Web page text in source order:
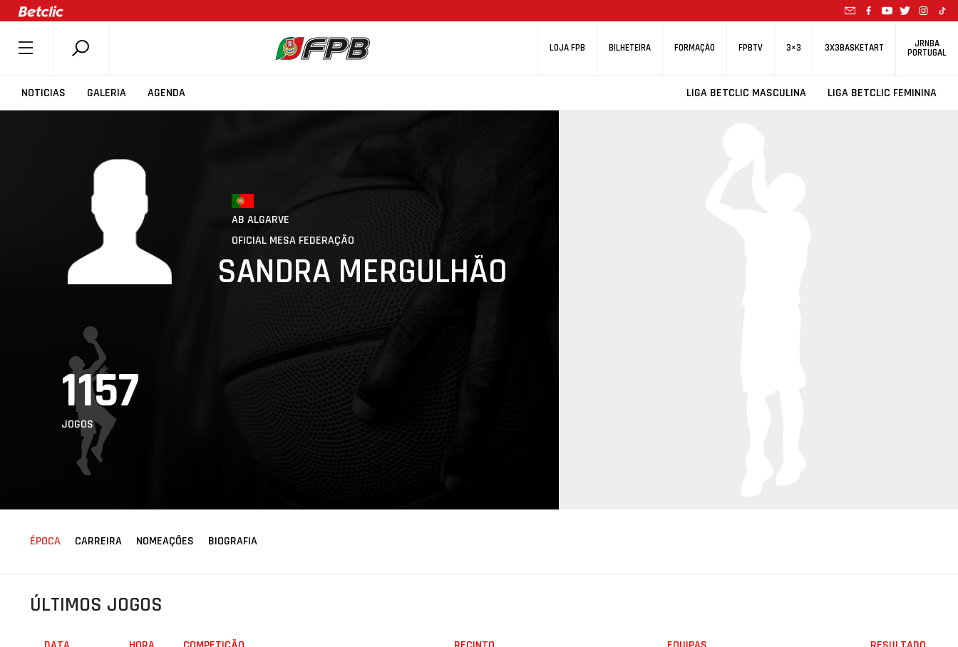
LOJA FPB BILHETEIRA FORMAÇÃO FPBTV 3×3 3X3BASKETART JRNBA
PORTUGAL
NOTICIAS GALERIA AGENDA LIGA BETCLIC MASCULINA LIGA BETCLIC FEMININA
SOBRE A FPB
DOCUMENTOS
COMPETIÇÕES
CLUBES
AGENTES
AGENDA
SELEÇÕES
ÁREA TÉCNICA
PROJETOS
AB ALGARVE
OFICIAL MESA FEDERAÇÃO
SANDRA MERGULHÃO
1157
JOGOS
ÉPOCA CARREIRA NOMEAÇÕES BIOGRAFIA
ÚLTIMOS JOGOS